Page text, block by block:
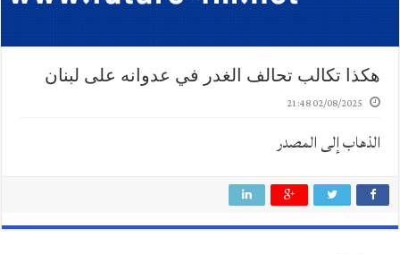
هكذا تكالب تحالف الغدر في عدوانه على لبنان
02/08/2025 21:48
الذهاب إلى المصدر